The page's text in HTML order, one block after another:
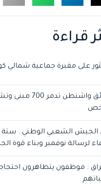
قراءة
على مقبرة جماعية شمالي
الجيش الشعبي الوطني..
لرسالة نوفمبر وبناء قوة
: موظفون يتظاهرون